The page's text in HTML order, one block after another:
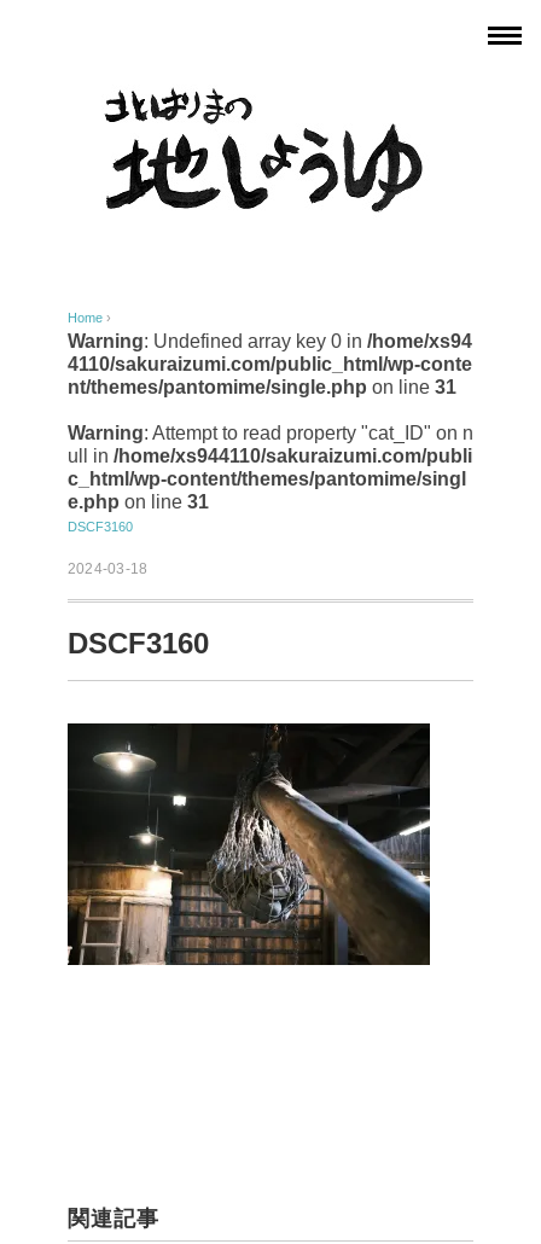
Home ›
Warning: Undefined array key 0 in /home/xs94
4110/sakuraizumi.com/public_html/wp-conte
nt/themes/pantomime/single.php on line 31
Warning: Attempt to read property "cat_ID" on n
ull in /home/xs944110/sakuraizumi.com/publi
c_html/wp-content/themes/pantomime/singl
e.php on line 31
DSCF3160
2024-03-18
DSCF3160
関連記事